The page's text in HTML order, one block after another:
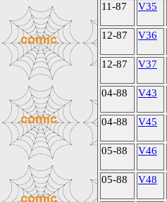
11-87 V35
12-87 V36
12-87 V37
04-88 V43
04-88 V45
05-88 V46
05-88 V48